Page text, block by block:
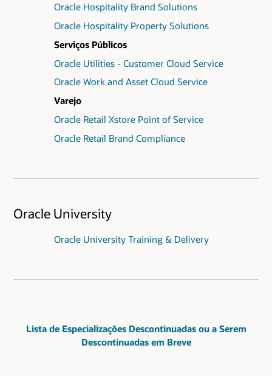
Oracle Hospitality Brand Solutions
Oracle Hospitality Property Solutions
Serviços Públicos
Oracle Utilities - Customer Cloud Service
Oracle Work and Asset Cloud Service
Varejo
Oracle Retail Xstore Point of Service
Oracle Retail Brand Compliance
Oracle University
Oracle University Training & Delivery
Lista de Especializações Descontinuadas ou a Serem
Descontinuadas em Breve